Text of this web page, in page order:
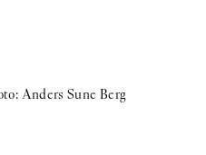
Anders Sune Berg